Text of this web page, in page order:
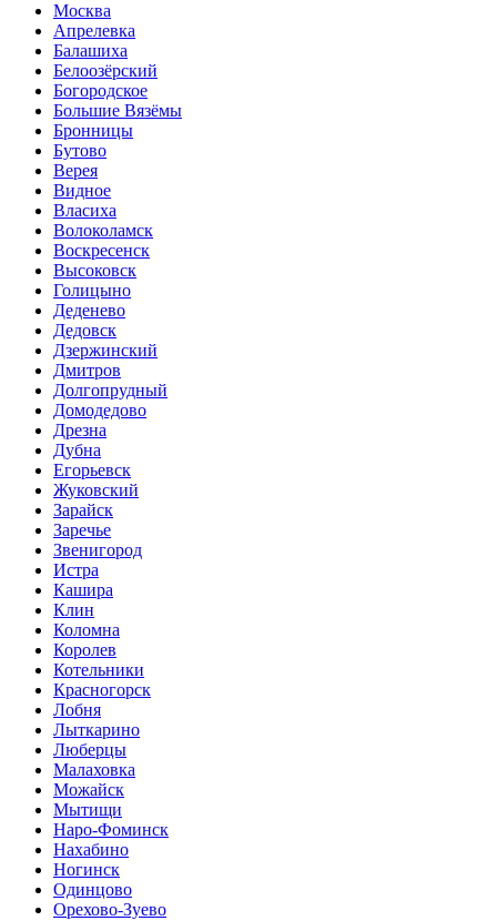
Москва
Апрелевка
Балашиха
Белоозёрский
Богородское
Большие Вязёмы
Бронницы
Бутово
Верея
Видное
Власиха
Волоколамск
Воскресенск
Высоковск
Голицыно
Деденево
Дедовск
Дзержинский
Дмитров
Долгопрудный
Домодедово
Дрезна
Дубна
Егорьевск
Жуковский
Зарайск
Заречье
Звенигород
Истра
Кашира
Клин
Коломна
Королев
Котельники
Красногорск
Лобня
Лыткарино
Люберцы
Малаховка
Можайск
Мытищи
Наро-Фоминск
Нахабино
Ногинск
Одинцово
Орехово-Зуево